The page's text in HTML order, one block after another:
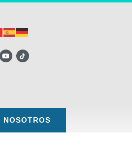
NOSOTROS